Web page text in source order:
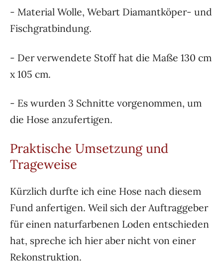
- Material Wolle, Webart Diamantköper- und
Fischgratbindung.
- Der verwendete Stoff hat die Maße 130 cm
x 105 cm.
- Es wurden 3 Schnitte vorgenommen, um
die Hose anzufertigen.
Praktische Umsetzung und
Trageweise
Kürzlich durfte ich eine Hose nach diesem
Fund anfertigen. Weil sich der Auftraggeber
für einen naturfarbenen Loden entschieden
hat, spreche ich hier aber nicht von einer
Rekonstruktion.